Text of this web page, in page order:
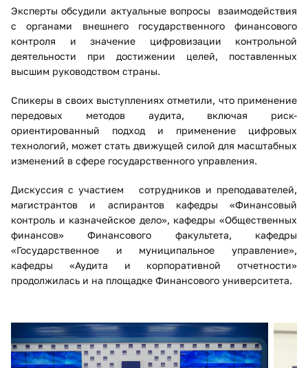
Эксперты обсудили актуальные вопросы взаимодействия
с органами внешнего государственного финансового
контроля и значение цифровизации контрольной
деятельности при достижении целей, поставленных
высшим руководством страны.
Спикеры в своих выступлениях отметили, что применение
передовых методов аудита, включая риск-
ориентированный подход и применение цифровых
технологий, может стать движущей силой для масштабных
изменений в сфере государственного управления.
Дискуссия с участием сотрудников и преподавателей,
магистрантов и аспирантов кафедры «Финансовый
контроль и казначейское дело», кафедры «Общественных
финансов» Финансового факультета, кафедры
«Государственное и муниципальное управление»,
кафедры «Аудита и корпоративной отчетности»
продолжилась и на площадке Финансового университета.